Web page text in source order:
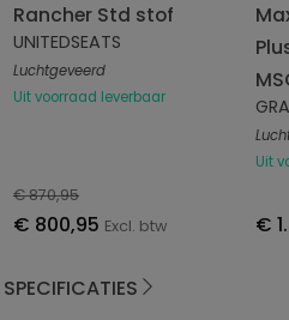
Rancher Std stof
UNITEDSEATS
Luchtgeveerd
Uit voorraad leverbaar
Uit
€ 870,95
€ 800,95 Excl. btw €